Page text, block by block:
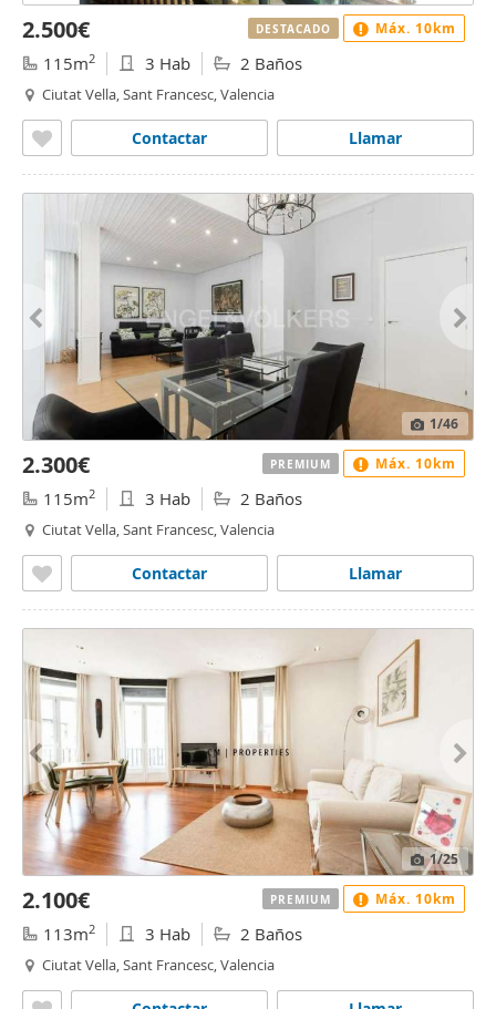
2.500€
115m2 3 Hab 2 Baños
Ciutat Vella, Sant Francesc, Valencia
Llamar
Contactar
DESTACADO Máx. 10km
1/46
2.300€
115m2 3 Hab 2 Baños
Ciutat Vella, Sant Francesc, Valencia
Llamar
Contactar
PREMIUM Máx. 10km
1/25
2.100€
113m2 3 Hab 2 Baños
Ciutat Vella, Sant Francesc, Valencia
PREMIUM Máx. 10km